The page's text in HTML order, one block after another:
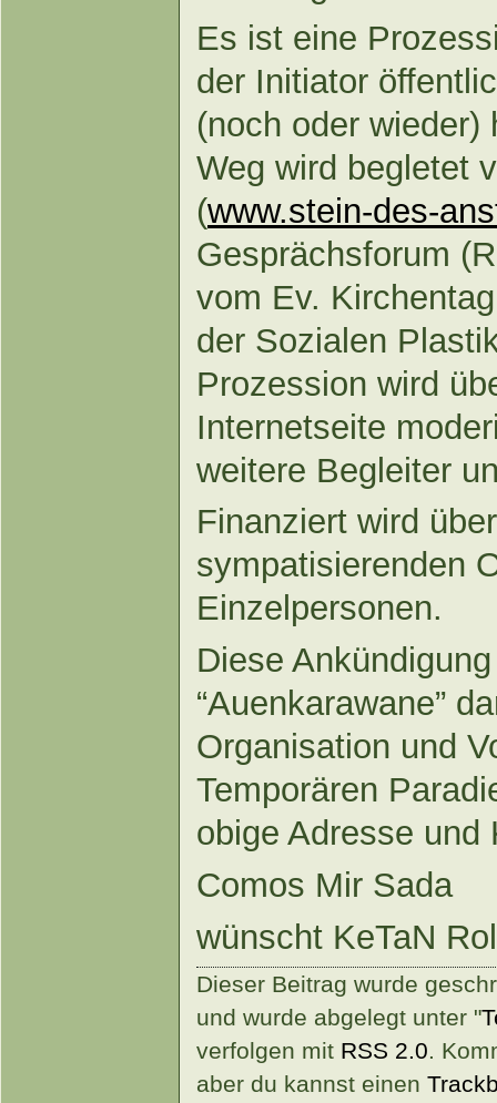
Es ist eine
der Initiator
(noch oder wieder)
Weg wird begletet
(www.stein-des-
Gesprächsforum
vom Ev.
der Sozialen
Prozession wird
Internetseite
weitere Begleiter
Finanziert wird
sympatisierenden
Einzelpersonen.
Diese
“Auenkarawane”
Organisation und
Temporären
obige Adresse
Comos Mir Sada
wünscht KeTaN
Dieser Beitrag wurde
und wurde abgelegt unter "
verfolgen mit RSS 2.0.
aber du kannst einen